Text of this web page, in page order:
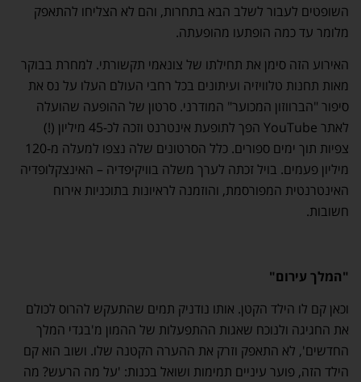
השופטים לעבור לשלב הבא בתחרות, והם לא הצליחו להתאפק
מלומר עד כמה הופתעו מהופעתה.
האירוע הזה סימן את תחילתו של צונאמי תקשורתי. למחרת בבוקר
מאות תחנות טלוויזיה ועיתונים בכל רחבי העולם העלו על נס את
סיפור "הברווזון המכוער" המודרני. סרטון של ההופעה שהועלה
לאתר YouTube הפך לתופעת אינטרנט וזכה לכ-45 מיליון (!)
צפיות תוך ימים ספורים. כלל הסרטונים שלה נצפו למעלה מ-120
מיליון פעמים. בויל זכתה לערך משלה בוויקיפדיה – האינצקלופדיה
האינטרנטית המפורסמת, והוזמנה לראיונות בתוכניות אירוח
חשובות.
"המלך עירום"
וכאן קם לו הילד הקטן. אותו נודניק תמים שהתעקש להרוס לכולם
את החגיגה ולנוכח שאגות ההתפעלות של ההמון מ'בגדי המלך
החדשים', לא התאפק וזרק את ההערה הקטנה שלו. ושוב הוא קם
הילד הזה, פוער עיניים תמימות ושואל בכנות: 'על מה הרעש? מה